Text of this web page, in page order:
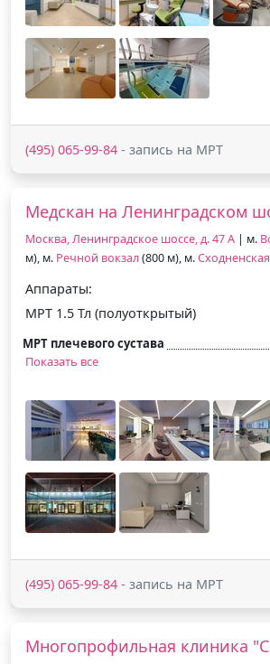
(495) 065-99-84 - запись на МРТ
Медскан на Ленинградском
Москва, Ленинградское шоссе, д. 47 А | м.
м), м. Речной вокзал(800 м), м.Сходненская
Аппараты:
МРТ 1.5 Тл (полуоткрытый)
МРТ плечевого сустава
Показать все
(495) 065-99-84 - запись на МРТ
Многопрофильная клиника